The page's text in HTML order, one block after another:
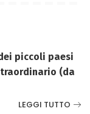
piccoli paesi
(da
LEGGI TUTTO